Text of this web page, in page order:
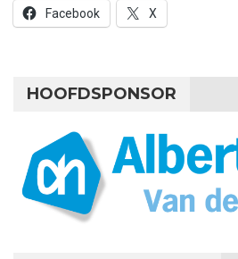
Facebook X
HOOFDSPONSOR